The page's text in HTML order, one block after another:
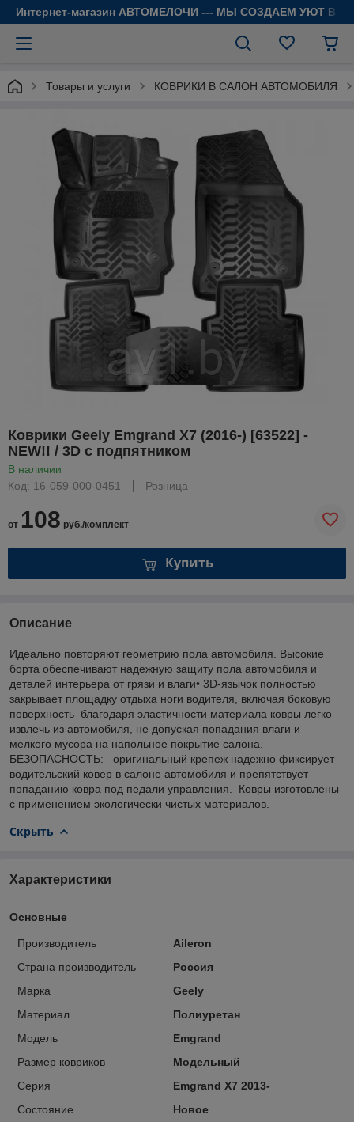
Интернет-магазин АВТОМЕЛОЧИ --- МЫ СОЗДАЕМ УЮТ В
Товары и услуги КОВРИКИ В САЛОН АВТОМОБИЛЯ
Коврики Geely Emgrand X7 (2016-) [63522] -
NEW!! / 3D с подпятником
В наличии
Код: 16-059-000-0451
Розница
от 108 руб./комплект
Купить
Описание
Идеально повторяют геометрию пола автомобиля. Высокие
борта обеспечивают надежную защиту пола автомобиля и
деталей интерьера от грязи и влаги• 3D-язычок полностью
закрывает площадку отдыха ноги водителя, включая боковую
поверхность благодаря эластичности материала ковры легко
извлечь из автомобиля, не допуская попадания влаги и
мелкого мусора на напольное покрытие салона.
БЕЗОПАСНОСТЬ: оригинальный крепеж надежно фиксирует
водительский ковер в салоне автомобиля и препятствует
попаданию ковра под педали управления. Ковры изготовлены
с применением экологически чистых материалов.
Скрыть
Характеристики
Основные
Производитель
Aileron
Страна производитель
Россия
Марка
Geely
Материал
Полиуретан
Модель
Emgrand
Размер ковриков
Модельный
Серия
Emgrand X7 2013-
Состояние
Новое